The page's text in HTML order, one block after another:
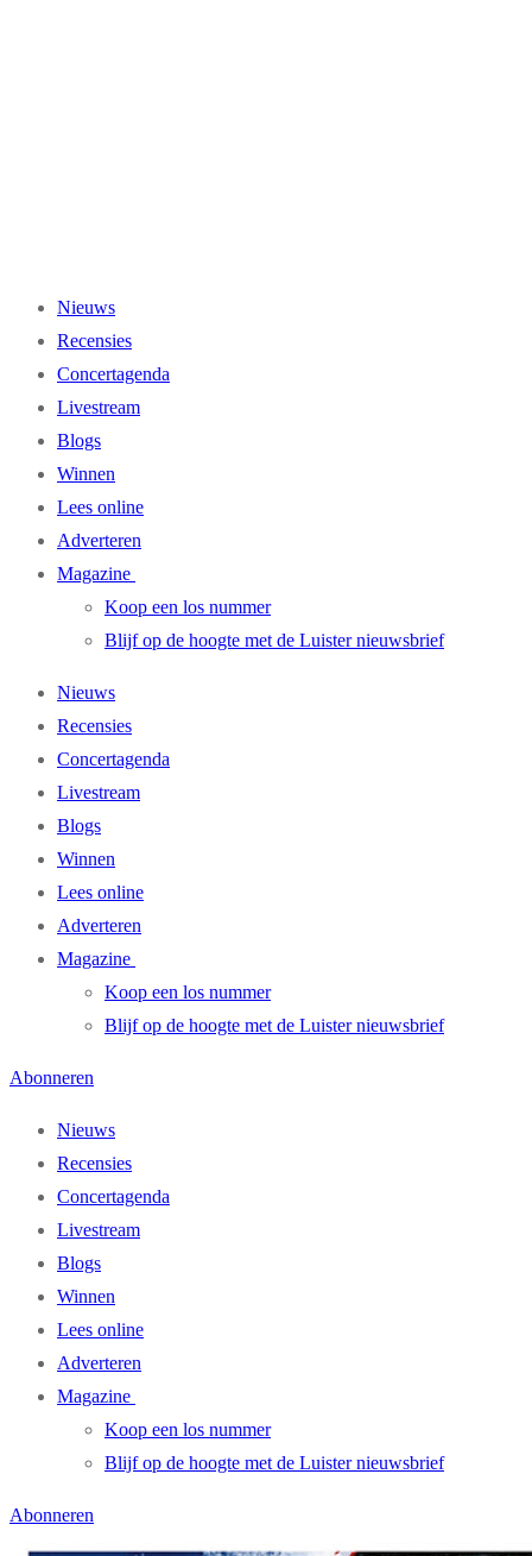
Nieuws
Recensies
Concertagenda
Livestream
Blogs
Winnen
Lees online
Adverteren
Magazine
Koop een los nummer
Blijf op de hoogte met de Luister nieuwsbrief
Nieuws
Recensies
Concertagenda
Livestream
Blogs
Winnen
Lees online
Adverteren
Magazine
Koop een los nummer
Blijf op de hoogte met de Luister nieuwsbrief
Abonneren
Nieuws
Recensies
Concertagenda
Livestream
Blogs
Winnen
Lees online
Adverteren
Magazine
Koop een los nummer
Blijf op de hoogte met de Luister nieuwsbrief
Abonneren